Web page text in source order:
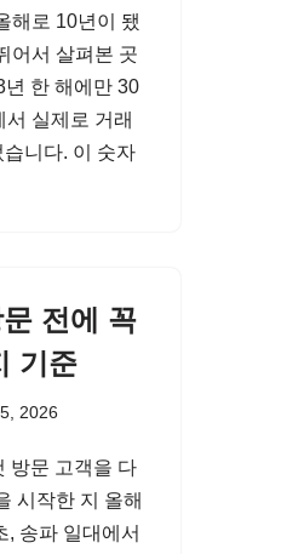
해로 10년이 됐
어서 살펴본 곳
한 해에만 30
실제로 거래
니다. 이 숫자
전에 꼭
기준
2026
방문 고객을 다
시작한 지 올해
, 송파 일대에서